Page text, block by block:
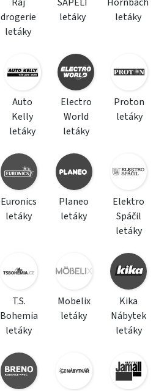
drogerie
letáky
letáky
letáky
Auto
Kelly
letáky
Electro
World
letáky
Proton
letáky
Euronics
letáky
Planeo
letáky
Elektro
Spáčil
letáky
T.S.
Bohemia
letáky
Mobelix
letáky
Kika
Nábytek
letáky